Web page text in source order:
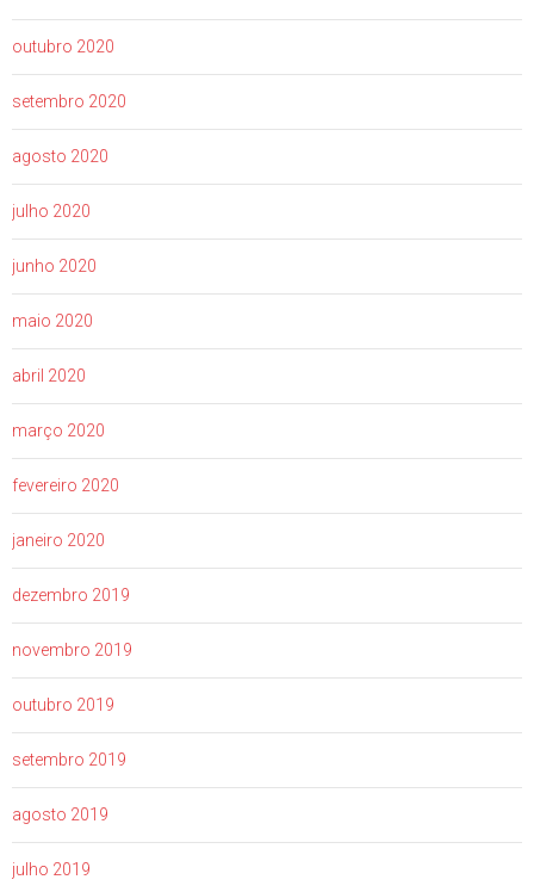
outubro 2020
setembro 2020
agosto 2020
julho 2020
junho 2020
maio 2020
abril 2020
março 2020
fevereiro 2020
janeiro 2020
dezembro 2019
novembro 2019
outubro 2019
setembro 2019
agosto 2019
julho 2019